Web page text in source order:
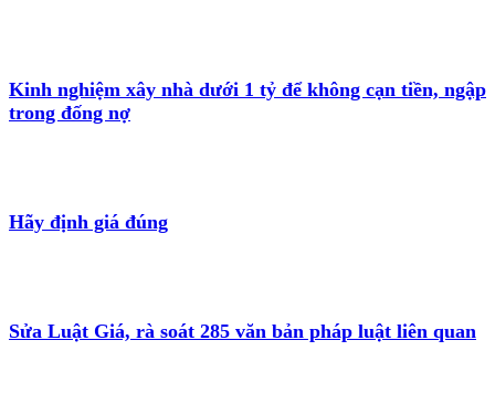
Kinh nghiệm xây nhà dưới 1 tỷ để không cạn tiền, ngập
trong đống nợ
Hãy định giá đúng
Sửa Luật Giá, rà soát 285 văn bản pháp luật liên quan